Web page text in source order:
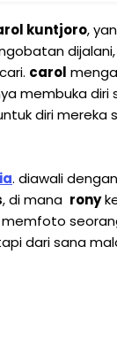
kuntjoro,
carol
membuka diri
diri mereka
. diawali
, di mana rony
dari sana